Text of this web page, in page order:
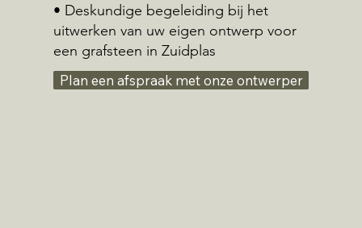
• Deskundige begeleiding bij het
uitwerken van uw eigen ontwerp voor
een grafsteen in Zuidplas
Plan een afspraak met onze ontwerper